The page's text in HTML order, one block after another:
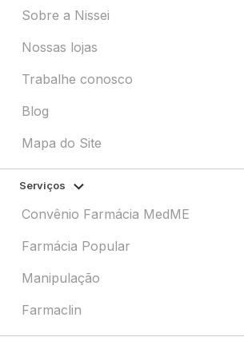
Sobre a Nissei
Nossas lojas
Trabalhe conosco
Blog
Mapa do Site
Serviços
Convênio Farmácia MedME
Farmácia Popular
Manipulação
Farmaclin